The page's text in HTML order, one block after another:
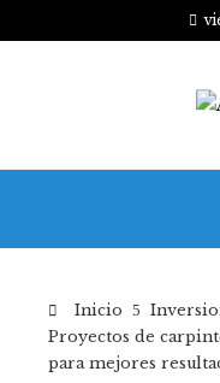
Inicio
Proyectos de
para mejores